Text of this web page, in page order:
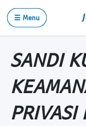
☰ Menu
SANDI
PRIVASI